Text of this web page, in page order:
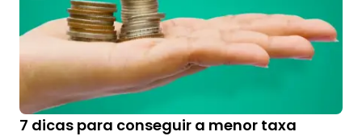
7 dicas para conseguir a menor taxa